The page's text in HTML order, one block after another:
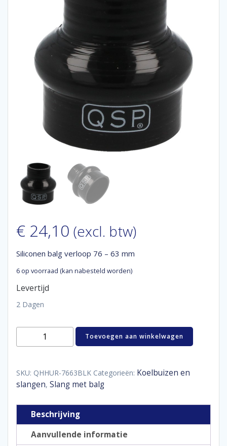
€ 24,10 (excl. btw)
Siliconen balg verloop 76 – 63 mm
6 op voorraad (kan nabesteld worden)
Levertijd
2 Dagen
Siliconen
-
63
aantal
Toevoegen aan winkelwagen
SKU: QHHUR-7663BLK Categorieën: Koelbuizen en
slangen, Slang met balg
Beschrijving
Aanvullende informatie